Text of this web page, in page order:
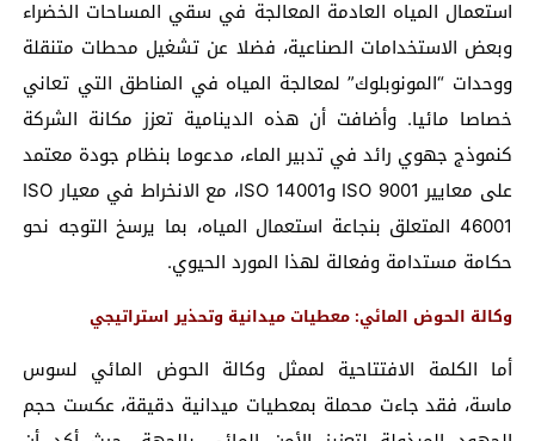
استعمال المياه العادمة المعالجة في سقي المساحات الخضراء
وبعض الاستخدامات الصناعية، فضلا عن تشغيل محطات متنقلة
ووحدات “المونوبلوك” لمعالجة المياه في المناطق التي تعاني
خصاصا مائيا. وأضافت أن هذه الدينامية تعزز مكانة الشركة
كنموذج جهوي رائد في تدبير الماء، مدعوما بنظام جودة معتمد
على معايير ISO 9001 وISO 14001، مع الانخراط في معيار ISO
46001 المتعلق بنجاعة استعمال المياه، بما يرسخ التوجه نحو
حكامة مستدامة وفعالة لهذا المورد الحيوي.
وكالة الحوض المائي: معطيات ميدانية وتحذير استراتيجي
أما الكلمة الافتتاحية لممثل وكالة الحوض المائي لسوس
ماسة، فقد جاءت محملة بمعطيات ميدانية دقيقة، عكست حجم